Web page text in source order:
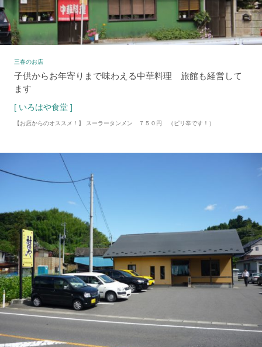
三春のお店
子供からお年寄りまで味わえる中華料理 旅館も経営して
ます
[ いろはや食堂 ]
【お店からのオススメ！】 スーラータンメン ７５０円 （ピリ辛です！）